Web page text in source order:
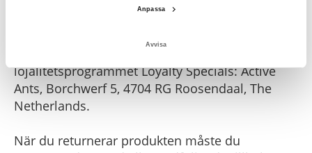
Anpassa
Avvisa
lojalitetsprogrammet Loyalty Specials: Active
Ants, Borchwerf 5, 4704 RG Roosendaal, The
Netherlands.
När du returnerar produkten måste du